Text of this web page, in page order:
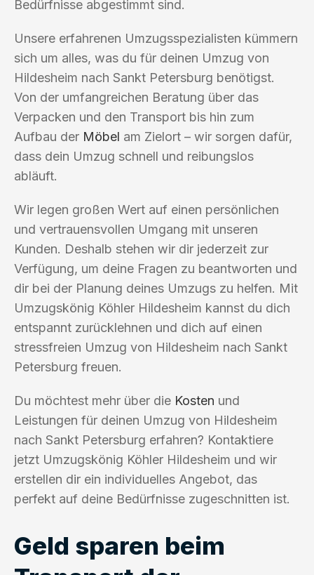
Bedürfnisse abgestimmt sind.
Unsere erfahrenen Umzugsspezialisten kümmern
sich um alles, was du für deinen Umzug von
Hildesheim nach Sankt Petersburg benötigst.
Von der umfangreichen Beratung über das
Verpacken und den Transport bis hin zum
Aufbau der Möbel am Zielort – wir sorgen dafür,
dass dein Umzug schnell und reibungslos
abläuft.
Wir legen großen Wert auf einen persönlichen
und vertrauensvollen Umgang mit unseren
Kunden. Deshalb stehen wir dir jederzeit zur
Verfügung, um deine Fragen zu beantworten und
dir bei der Planung deines Umzugs zu helfen. Mit
Umzugskönig Köhler Hildesheim kannst du dich
entspannt zurücklehnen und dich auf einen
stressfreien Umzug von Hildesheim nach Sankt
Petersburg freuen.
Du möchtest mehr über die Kosten und
Leistungen für deinen Umzug von Hildesheim
nach Sankt Petersburg erfahren? Kontaktiere
jetzt Umzugskönig Köhler Hildesheim und wir
erstellen dir ein individuelles Angebot, das
perfekt auf deine Bedürfnisse zugeschnitten ist.
Geld sparen beim